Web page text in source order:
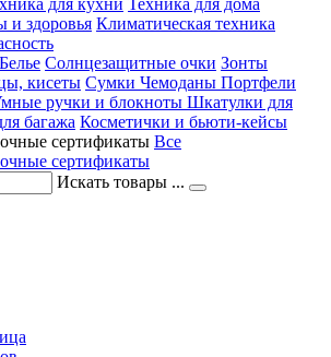
для кухни Техника для дома
и здоровья Климатическая техника
Белье Солнцезащитные очки Зонты
кисеты Сумки Чемоданы Портфели
ручки и блокноты Шкатулки для
багажа Косметички и бьюти-кейсы
сертификаты Все
сертификаты
Искать товары ...